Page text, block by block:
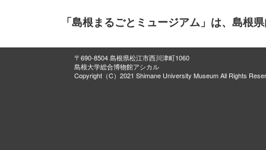
「島根まるごとミュージアム」は、島根
〒690-8504 島根県松江市西川津町1060
島根大学総合博物館アシカル
Copyright（C）2021 Shimane University Museum All Rights